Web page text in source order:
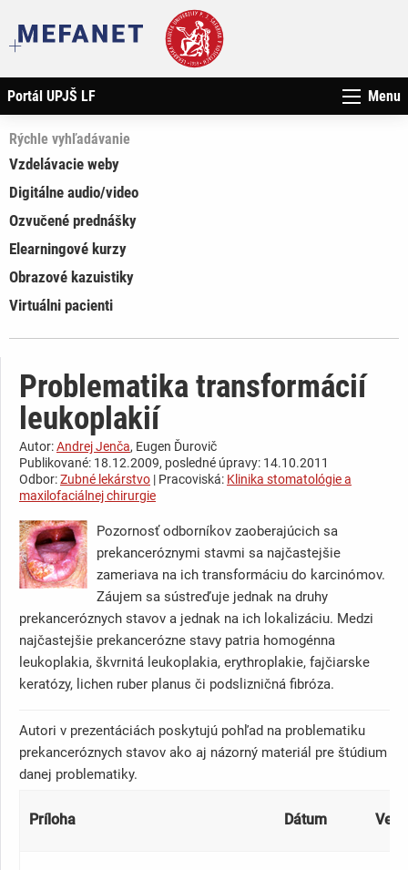
Portál UPJŠ LF Menu
Rýchle vyhľadávanie
Vzdelávacie weby
Digitálne audio/video
Ozvučené prednášky
Elearningové kurzy
Obrazové kazuistiky
Virtuálni pacienti
Problematika transformácií
leukoplakií
Autor:Andrej Jenča, Eugen Ďurovič
Publikované: 18.12.2009, posledné úpravy: 14.10.2011
Odbor:Zubné lekárstvo | Pracoviská: Klinika stomatológie a
maxilofaciálnej chirurgie
Pozornosť odborníkov zaoberajúcich sa
prekanceróznymi stavmi sa najčastejšie
zameriava na ich transformáciu do karcinómov.
Záujem sa sústreďuje jednak na druhy
prekanceróznych stavov a jednak na ich lokalizáciu. Medzi
najčastejšie prekancerózne stavy patria homogénna
leukoplakia, škvrnitá leukoplakia, erythroplakie, fajčiarske
keratózy, lichen ruber planus či podslizničná fibróza.
Autori v prezentáciách poskytujú pohľad na problematiku
prekanceróznych stavov ako aj názorný materiál pre štúdium
danej problematiky.
Príloha Dátum